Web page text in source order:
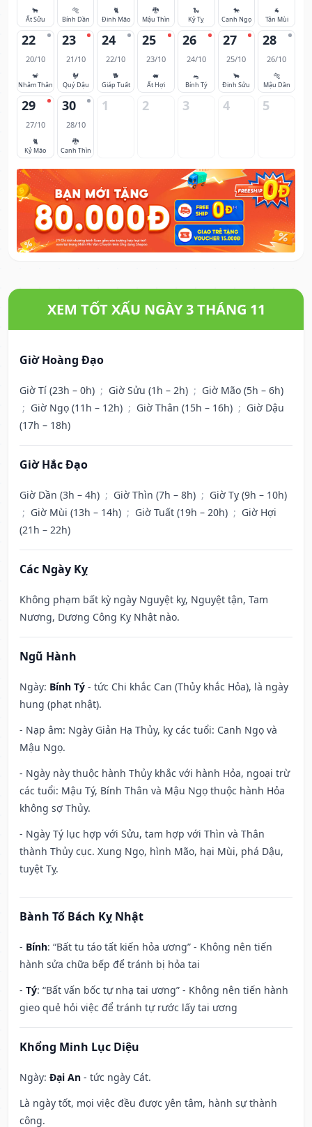
🐂
Ất Sửu
🐅
Bính Dần
🐈
Đinh Mão
🐉
Mậu Thìn
🐍
Kỷ Tỵ
🐎
Canh Ngọ
🐐
Tân Mùi
22
20/10
🐒
Nhâm Thân
23
21/10
🐓
Quý Dậu
24
22/10
🐕
Giáp Tuất
25
23/10
🐖
Ất Hợi
26
24/10
🐀
Bính Tý
27
25/10
🐂
Đinh Sửu
28
26/10
🐅
Mậu Dần
29
27/10
🐈
Kỷ Mão
30
28/10
🐉
Canh Thìn
1 2 3 4 5
XEM TỐT XẤU NGÀY 3 THÁNG 11
Giờ Hoàng Đạo
Giờ Tí (23h – 0h) ; Giờ Sửu (1h – 2h) ; Giờ Mão (5h – 6h)
; Giờ Ngọ (11h – 12h) ; Giờ Thân (15h – 16h) ; Giờ Dậu
(17h – 18h)
Giờ Hắc Đạo
Giờ Dần (3h – 4h) ; Giờ Thìn (7h – 8h) ; Giờ Tỵ (9h – 10h)
; Giờ Mùi (13h – 14h) ; Giờ Tuất (19h – 20h) ; Giờ Hợi
(21h – 22h)
Các Ngày Kỵ
Không phạm bất kỳ ngày Nguyệt kỵ, Nguyệt tận, Tam
Nương, Dương Công Kỵ Nhật nào.
Ngũ Hành
Ngày: Bính Tý - tức Chi khắc Can (Thủy khắc Hỏa), là ngày
hung (phạt nhật).
- Nạp âm: Ngày Giản Hạ Thủy, kỵ các tuổi: Canh Ngọ và
Mậu Ngọ.
- Ngày này thuộc hành Thủy khắc với hành Hỏa, ngoại trừ
các tuổi: Mậu Tý, Bính Thân và Mậu Ngọ thuộc hành Hỏa
không sợ Thủy.
- Ngày Tý lục hợp với Sửu, tam hợp với Thìn và Thân
thành Thủy cục. Xung Ngọ, hình Mão, hại Mùi, phá Dậu,
tuyệt Tỵ.
Bành Tổ Bách Kỵ Nhật
- Bính: “Bất tu táo tất kiến hỏa ương” - Không nên tiến
hành sửa chữa bếp để tránh bị hỏa tai
- Tý: “Bất vấn bốc tự nhạ tai ương” - Không nên tiến hành
gieo quẻ hỏi việc để tránh tự rước lấy tai ương
Khổng Minh Lục Diệu
Ngày: Đại An - tức ngày Cát.
Là ngày tốt, mọi việc đều được yên tâm, hành sự thành
công.